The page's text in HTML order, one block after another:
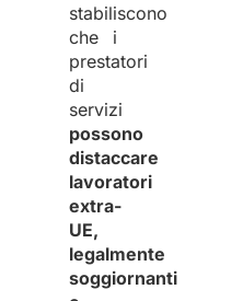
stabiliscono
che i
prestatori
di
servizi
possono
distaccare
lavoratori
extra-
UE,
legalmente
soggiornanti